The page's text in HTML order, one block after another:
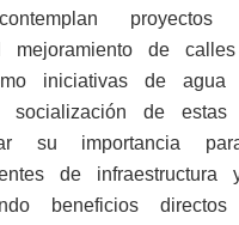
proyectos
mejoramiento de
iniciativas de agua
socialización de estas
su importancia
de infraestructura
beneficios